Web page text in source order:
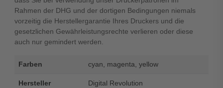
Rahmen der DHG und der dortigen Bedingungen niemals
vorzeitig die Herstellergarantie Ihres Druckers und die
gesetzlichen Gewährleistungsrechte verlieren oder diese
auch nur gemindert werden.
Farben cyan, magenta, yellow
Hersteller Digital Revolution